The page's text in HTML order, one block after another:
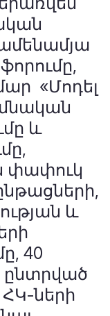
ամենամյա
«Մոդել
և
փափուկ
և
40
ների